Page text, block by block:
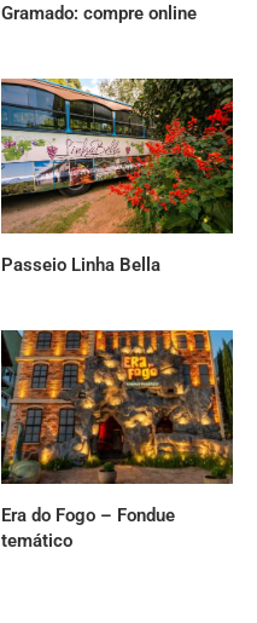
Gramado: compre online
Passeio Linha Bella
Era do Fogo – Fondue
temático